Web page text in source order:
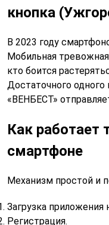
кнопка
В 2023 году
Мобильная
кто боится
Достаточного
«ВЕНБЕСТ»
Как работает
смартфоне
Механизм простой и
Загрузка приложения
Регистрация.